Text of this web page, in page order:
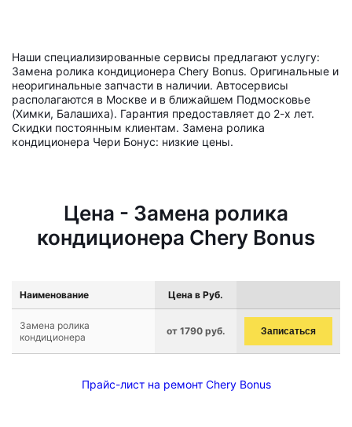
Наши специализированные сервисы предлагают услугу:
Замена ролика кондиционера Chery Bonus. Оригинальные и
неоригинальные запчасти в наличии. Автосервисы
располагаются в Москве и в ближайшем Подмосковье
(Химки, Балашиха). Гарантия предоставляет до 2-х лет.
Скидки постоянным клиентам. Замена ролика
кондиционера Чери Бонус: низкие цены.
Цена - Замена ролика
кондиционера Chery Bonus
Наименование Цена в Руб.
Замена ролика
кондиционера
от 1790 руб. Записаться
Прайс-лист на ремонт Chery Bonus